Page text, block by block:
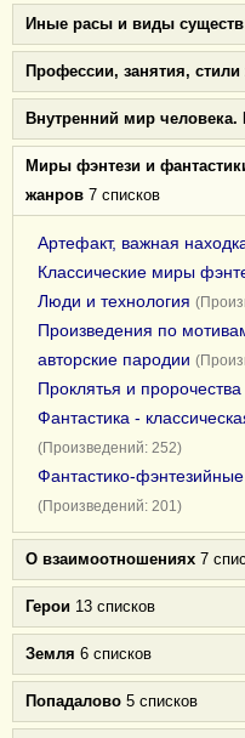
Иные расы и виды существ
Профессии, занятия, стили
Внутренний мир
Миры фэнтези и
жанров 7 списков
Артефакт, важная
Классические миры
Люди и технология
Произведения по
авторские пародии
Проклятья и пророчества
Фантастика -
(Произведений: 252)
Фантастико-
(Произведений: 201)
О взаимоотношениях 7
Герои 13 списков
Земля 6 списков
Попадалово 5 списков